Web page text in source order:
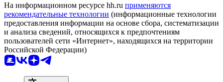
На информационном ресурсе hh.ru применяются
рекомендательные технологии (информационные технологии
предоставления информации на основе сбора, систематизации
и анализа сведений, относящихся к предпочтениям
пользователей сети «Интернет», находящихся на территории
Российской Федерации)